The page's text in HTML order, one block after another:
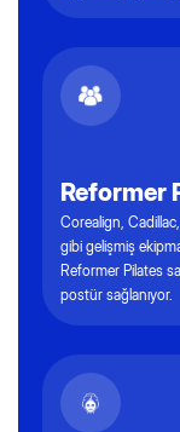
Reformer
Corealign,
gibi gelişmiş
Reformer Pilates
postür sağlanıyor.